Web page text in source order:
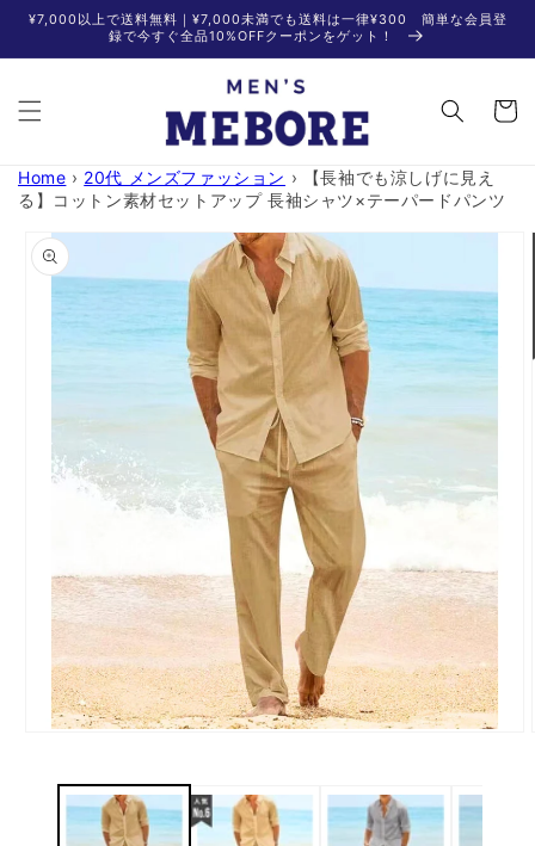
ンツに
¥7,000以上で送料無料｜¥7,000未満でも送料は一律¥300 簡単な会員登
録で今すぐ全品10%OFFクーポンをゲット！
ー
Home › 20代 メンズファッション ›
【長袖でも涼しげに見え
る】コットン素材セットアップ 長袖シャツ×テーパードパンツ
商品情
報にス
キップ